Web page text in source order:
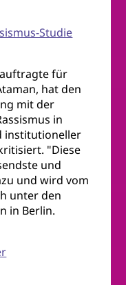
Studie
für
hat den
mit der
in
institutioneller
"Diese
und
und wird vom
unter den
in Berlin.